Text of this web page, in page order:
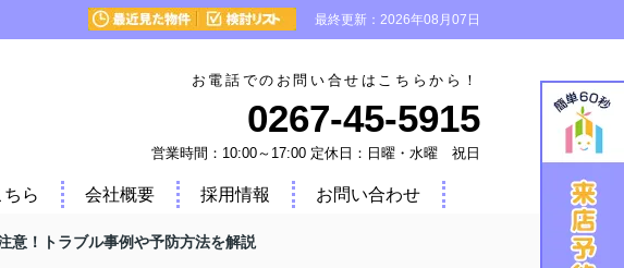
最終更新：2026年08月07日
お電話でのお問い合せはこちらから！
0267-45-5915
営業時間：10:00～17:00 定休日：日曜・水曜 祝日
ら 会社概要 採用情報 お問い合わせ
意！トラブル事例や予防方法を解説